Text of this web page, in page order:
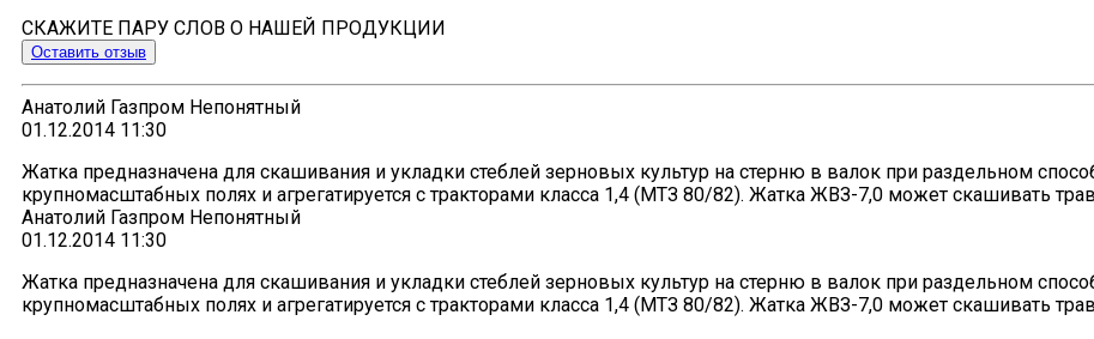
СКАЖИТЕ ПАРУ СЛОВ О НАШЕЙ ПРОДУКЦИИ
Оставить отзыв
Анатолий Газпром Непонятный
01.12.2014 11:30
Жатка предназначена для скашивания и укладки стеблей зерновых культур на стерню в валок при раздельном
крупномасштабных полях и агрегатируется с тракторами класса 1,4 (МТЗ 80/82). Жатка ЖВЗ-7,0 может скашивать
Анатолий Газпром Непонятный
01.12.2014 11:30
Жатка предназначена для скашивания и укладки стеблей зерновых культур на стерню в валок при раздельном
крупномасштабных полях и агрегатируется с тракторами класса 1,4 (МТЗ 80/82). Жатка ЖВЗ-7,0 может скашивать